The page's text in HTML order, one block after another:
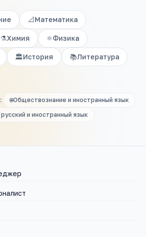
📐Математика
⚗️Химия ⚛️Физика
🏛️История 📚Литература
🌐Обществознание и иностранный язык
и иностранный язык